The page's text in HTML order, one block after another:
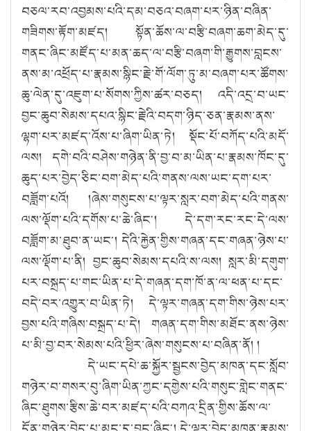
བཅལ་རབ་འབྱམས་པའི་དམ་བཅའ་བཞག་པར་ཉིན་བཞིན་
གཟིགས་རྟོག་མཛད། སྟོན་ཆོས་ལ་བརྩི་བཞག་ཆག་མེད་དུ་
གནང་ཞིང་མཛོད་པ་མན་ཆད་ལ་བརྩི་བཞག་གི་རྒྱུགས་བླངས་
ནས་མ་འཕྲོད་པ་རྣམས་སྙིང་རྗེ་གོ་ལོག་ཏུ་མ་བཞག་པར་ཚོགས་
ཆུ་ལེན་དུ་འཇུག་པ་སོགས་ཀྱིས་ཚར་བཅད། འདི་འདྲ་བ་ཡང་
བྱང་ཆུབ་སེམས་དཔའ་སྙིང་རྗེའི་བདག་ཉིད་ཅན་རྣམས་ནས་
ལྷག་པར་མཛད་འོས་པ་ཞིག་ཡིན་ཏེ། སྡོང་པོ་བཀོད་པའི་མདོ་
ལས། དགེ་བའི་བཤེས་གཉེན་ནི་བྱ་བ་མ་ཡིན་པ་རྣམས་ཁོང་དུ་
ཆུད་པར་བྱེད་ཅིང་བག་མེད་པའི་གནས་ལས་ཡང་དག་པར་
བཟློག་པའོ། །ཞེས་གསུངས་པ་ལྟར་སླར་བག་མེད་པའི་གནས་
ལས་ལྡོག་པའི་དགོས་པ་ཆེ་ཞིང༌། དེ་དག་རང་རང་དེ་ལས་
བཟློག་མ་ཐུབ་ན་ཡང༌། དེའི་རྐྱེན་གྱིས་གཞན་དང་གཞན་ཉེས་པ་
ལས་ལྡོག་པ་ནི། བྱང་ཆུབ་སེམས་དཔའི་ས་ལས། སླར་མི་དགུག་
པར་བསྐྲད་པ་གང་ཡིན་པ་དེ་གཞན་དག་ཁོ་ན་ལ་ཕན་པ་དང་
བདེ་བར་འགྱུར་བ་ཡིན་ཏེ། དེ་ལྟར་གཞན་དག་གིས་ཉེས་པར་
བྱས་པའི་གཞིས་བསྐྲད་པ་དེ། གཞན་དག་གིས་མཐོང་ནས་ཉེས་
པ་མི་བྱ་བར་སེམས་པའི་ཕྱིར་ཞེས་གསུངས་པ་བཞིན་ནོ། །
དེ་ཡང་དཔེ་ཆ་སྐྱོར་སྦྱངས་བྱེད་མཁན་དང་སློབ་
གཉེར་བ་གསར་བུ་ཞིག་ཡིན་ཀྱང་དགྱེས་པའི་གསུང་གླེང་གནང་
ཞིང་ཐུགས་རྩིས་ཆེ་བར་མཛད་པའི་བཀའ་དྲིན་གྱིས་ཆོས་ལ་